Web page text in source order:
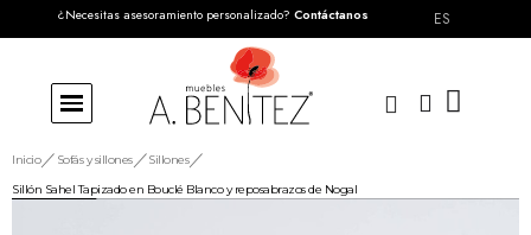
¿Necesitas asesoramiento personalizado? Contáctanos ES
Inicio Sofás y sillones
Sillones
Sillón Sahel Tapizado en Bouclé Blanco y reposabrazos de Nogal